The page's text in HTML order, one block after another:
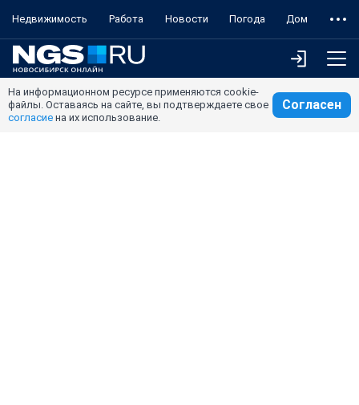
Недвижимость Работа Новости Погода Дом
На информационном ресурсе применяются cookie-
файлы. Оставаясь на сайте, вы подтверждаете свое
согласие на их использование.
Согласен